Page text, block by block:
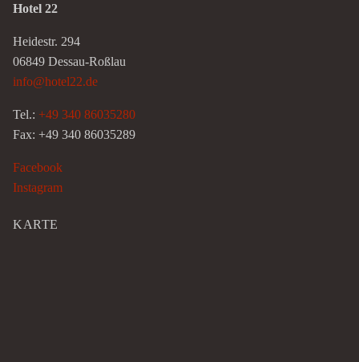
Hotel 22
Heidestr. 294
06849 Dessau-Roßlau
info@hotel22.de
Tel.: +49 340 86035280
Fax: +49 340 86035289
Facebook
Instagram
KARTE